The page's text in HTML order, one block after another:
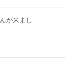
が来まし